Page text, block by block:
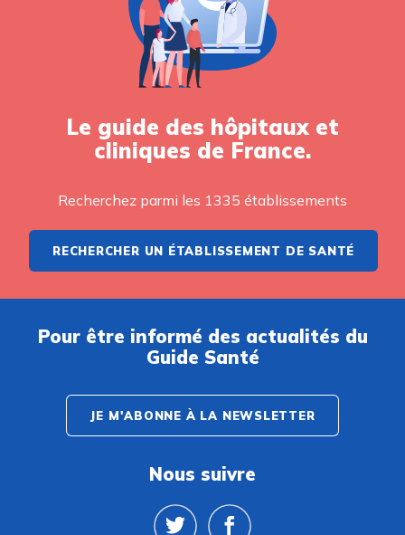
Le guide des hôpitaux et
cliniques de France.
Recherchez parmi les 1335 établissements
RECHERCHER UN ÉTABLISSEMENT DE SANTÉ
Pour être informé des actualités du
Guide Santé
JE M'ABONNE À LA NEWSLETTER
Nous suivre